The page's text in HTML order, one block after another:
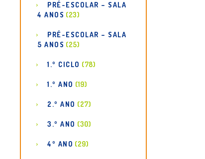
PRÉ-ESCOLAR – SALA
4 ANOS (23)
PRÉ-ESCOLAR – SALA
5 ANOS (25)
1.º CICLO (78)
1.º ANO (19)
2.º ANO (27)
3.º ANO (30)
4º ANO (29)